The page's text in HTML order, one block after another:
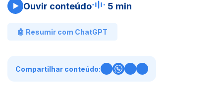
Ouvir conteúdo 5 min
🤖 Resumir com ChatGPT
Compartilhar conteúdo: